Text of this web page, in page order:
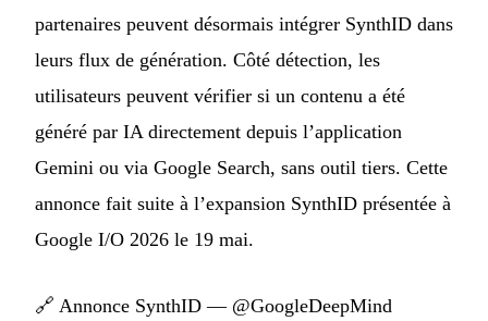
partenaires peuvent désormais intégrer SynthID dans
leurs flux de génération. Côté détection, les
utilisateurs peuvent vérifier si un contenu a été
généré par IA directement depuis l’application
Gemini ou via Google Search, sans outil tiers. Cette
annonce fait suite à l’expansion SynthID présentée à
Google I/O 2026 le 19 mai.
🔗 Annonce SynthID — @GoogleDeepMind